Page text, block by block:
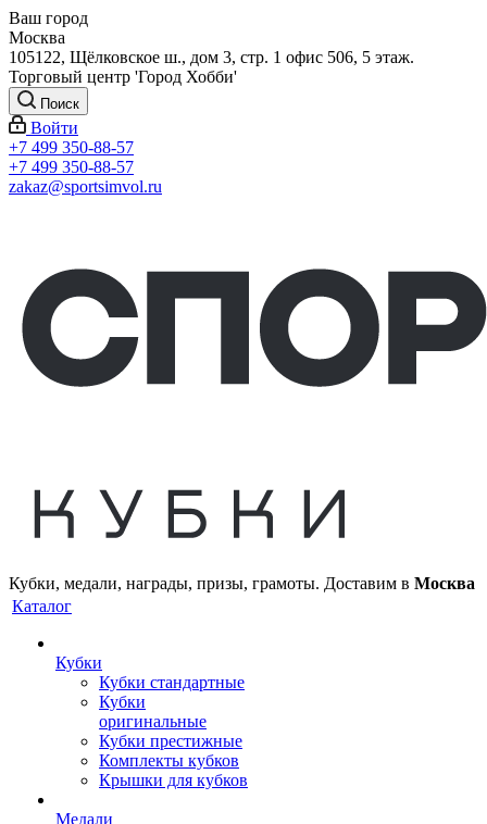
Ваш город
Москва
105122, Щёлковское ш., дом 3, стр. 1 офис 506, 5 этаж.
Торговый центр 'Город Хобби'
Поиск
Войти
+7 499 350-88-57
+7 499 350-88-57
zakaz@sportsimvol.ru
Кубки, медали, награды, призы, грамоты. Доставим в Москва
Каталог
Кубки
Кубки стандартные
Кубки
оригинальные
Кубки престижные
Комплекты кубков
Крышки для кубков
Медали